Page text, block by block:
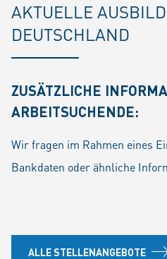
AKTUELLE
DEUTSCHLAND
ZUSÄTZLICHE
ARBEITSUCHENDE:
Wir fragen im Rahmen eines
Bankdaten oder ähnliche
ALLE STELLENANGEBOTE